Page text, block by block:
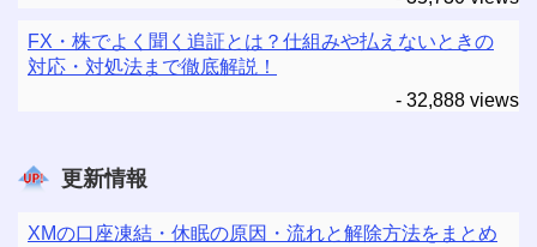
FX・株でよく聞く追証とは？仕組みや払えないときの
対応・対処法まで徹底解説！
- 32,888 views
更新情報
XMの口座凍結・休眠の原因・流れと解除方法をまとめ